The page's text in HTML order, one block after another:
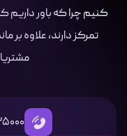
کنیم چرا که باور داریم
تمرکز دارند، علاوه بر